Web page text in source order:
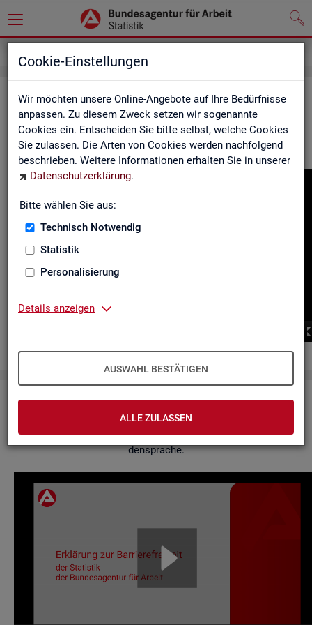
Cookie-Einstellungen
Wir möchten unsere Online-Angebote auf Ihre Bedürfnisse
anpassen. Zu diesem Zweck setzen wir sogenannte
Cookies ein. Entscheiden Sie bitte selbst, welche Cookies
Sie zulassen. Die Arten von Cookies werden nachfolgend
beschrieben. Weitere Informationen erhalten Sie in unserer
Datenschutzerklärung.
Bitte wählen Sie aus:
Technisch Notwendig
Statistik
Personalisierung
Details anzeigen
AUSWAHL BESTÄTIGEN
ALLE ZULASSEN
In­for­ma­tio­nen in Ge­bär­den­spra­che
Hier fin­den Sie unser In­for­ma­ti­ons­vi­deo in Deut­scher Ge­bär­
den­spra­che.
Video-
er
Er­klä­rung zur Bar­rie­re­frei­heit
Hier fin­den Sie un­se­re Er­klä­rung zur Bar­rie­re­frei­heit in Ge­bär­
den­spra­che.